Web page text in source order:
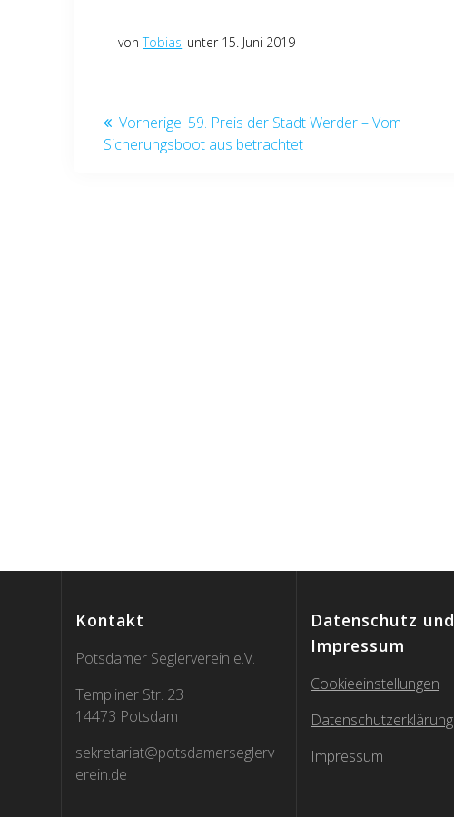
vonTobias unter 15. Juni 2019
Beitragsnavigation
Vorherige: Vorheriger
Beitrag:
59. Preis der Stadt Werder – Vom
Sicherungsboot aus betrachtet
Kontakt
Potsdamer Seglerverein e.V.
Templiner Str. 23
14473 Potsdam
sekretariat@potsdamerseglerv
erein.de
Datenschutz und
Impressum
Cookieeinstellungen
Datenschutzerklärung
Impressum